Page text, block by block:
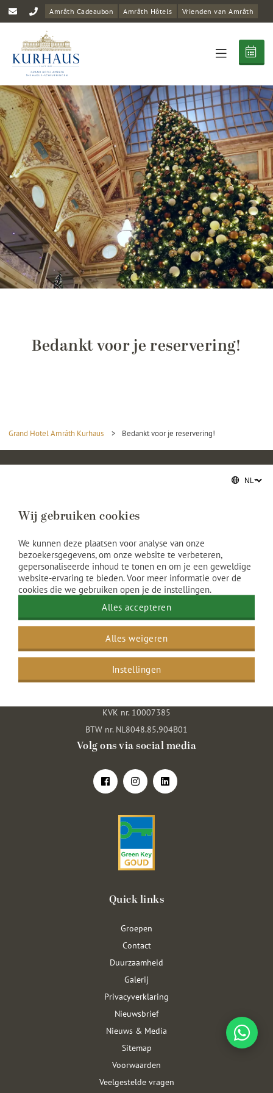
Amrâth Cadeaubon Amrâth Hôtels Vrienden van Amrâth
Bedankt voor je reservering!
Grand Hotel Amrâth Kurhaus > Bedankt voor je reservering!
Grand Hotel Amrâth Kurhaus
Gevers Deynootplein 30
2586 CK Den Haag
Nederland
070 416 2636
KVK nr. 10007385
BTW nr. NL8048.85.904B01
Volg ons via social media
Quick links
Groepen
Contact
Duurzaamheid
Galerij
Privacyverklaring
Nieuwsbrief
Nieuws & Media
Sitemap
Voorwaarden
Veelgestelde vragen
Wij gebruiken cookies
We kunnen deze plaatsen voor analyse van onze
bezoekersgegevens, om onze website te verbeteren,
gepersonaliseerde inhoud te tonen en om je een geweldige
website-ervaring te bieden. Voor meer informatie over de
cookies die we gebruiken open je de instellingen.
Alles accepteren
Alles weigeren
Instellingen